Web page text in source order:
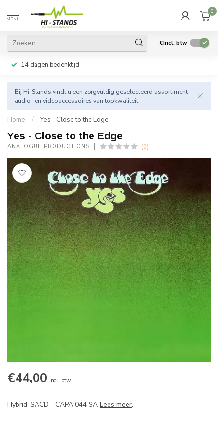
MENU
0
€Incl. btw
14 dagen bedenktijd
Bij Hi-Stands vindt u een zorgvuldig geselecteerd assortiment
audio- en videoaccessoires van topkwaliteit.
Home / Yes - Close to the Edge
Yes - Close to the Edge
ANALOGUE PRODUCTIONS (0)
€44,00 Incl. btw
Hybrid-SACD - CAPA 044 SA Lees meer.